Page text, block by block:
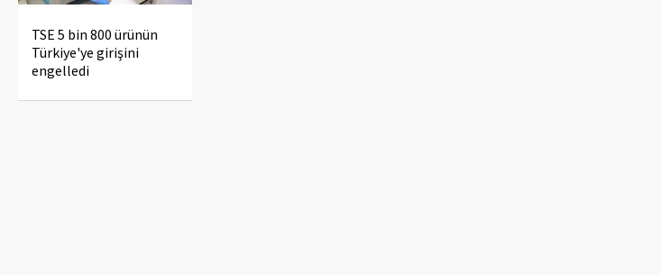
TSE 5 bin 800 ürünün
Türkiye'ye girişini
engelledi